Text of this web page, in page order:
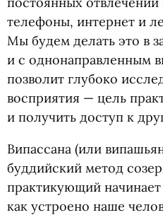
телефоны, интернет и
Мы будем делать это в
и с однонаправленным
позволит глубоко
восприятия — цель
и получить доступ к
Випассана (или
буддийский метод
практикующий
как устроено наше